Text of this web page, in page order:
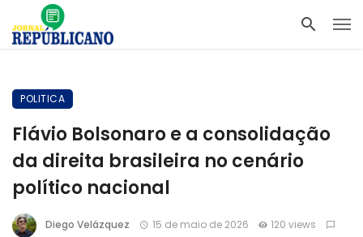
POLITICA
Flávio Bolsonaro e a consolidação
da direita brasileira no cenário
político nacional
Diego Velázquez 15 de maio de 2026
120 views